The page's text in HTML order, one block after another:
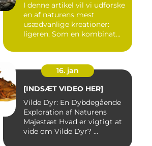
I denne artikel vil vi udforske
en af naturens mest
usædvanlige kreationer:
ligeren. Som en kombinat...
16. jan
[INDSÆT VIDEO HER]
Vilde Dyr: En Dybdegående
Exploration af Naturens
Majestæt Hvad er vigtigt at
vide om Vilde Dyr? ...